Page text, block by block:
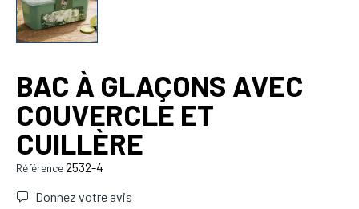
BAC À GLAÇONS AVEC
COUVERCLE ET
CUILLÈRE
Référence2532-4
Donnez votre avis